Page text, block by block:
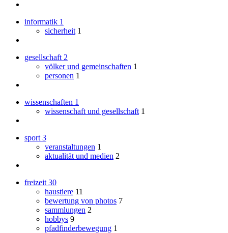
informatik 1
sicherheit 1
gesellschaft 2
völker und gemeinschaften 1
personen 1
wissenschaften 1
wissenschaft und gesellschaft 1
sport 3
veranstaltungen 1
aktualität und medien 2
freizeit 30
haustiere 11
bewertung von photos 7
sammlungen 2
hobbys 9
pfadfinderbewegung 1